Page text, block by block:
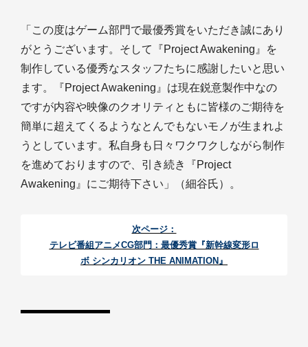
「この度はゲーム部門で最優秀賞をいただき誠にあり
がとうございます。そして『Project Awakening』を
制作している優秀なスタッフたちに感謝したいと思い
ます。『Project Awakening』は現在鋭意製作中なの
ですが内容や映像のクオリティともに皆様のご期待を
簡単に超えてくるようなとんでもないモノが生まれよ
うとしています。私自身も日々ワクワクしながら制作
を進めておりますので、引き続き『Project
Awakening』にご期待下さい」（細谷氏）。
次ページ：
テレビ番組アニメCG部門：最優秀賞『新幹線変形ロ
ボ シンカリオン THE ANIMATION』